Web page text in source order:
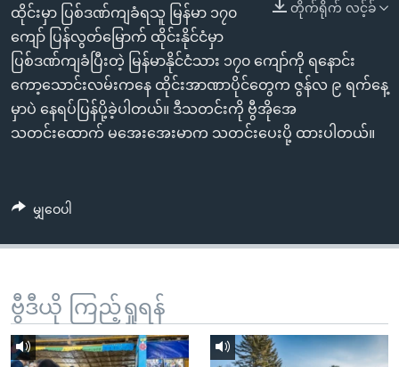
စာမျက်နှာ
သို့
ကျော်
ကြည့်
ရန်
ရှာဖွေ
သို့
ဗွီအိုအေ လူမှုကွန်ယက်များ
ဘာသာစကားများ
တိုက်ရိုက် လင့်ခ်
ထိုင်းမှာ ပြစ်ဒဏ်ကျခံရသူ မြန်မာ ၁၇၀
ကျော် ပြန်လွတ်မြောက် ထိုင်းနိုင်ငံမှာ
ပြစ်ဒဏ်ကျခံပြီးတဲ့ မြန်မာနိုင်ငံသား ၁၇၀ ကျော်ကို ရ‌နောင်း
ကော့သောင်းလမ်းကနေ ထိုင်းအာဏာပိုင်တွေက ဇွန်လ ၉ ရက်နေ့
မှာပဲ နေရပ်ပြန်ပို့ခဲ့ပါတယ်။ ဒီသတင်းကို ဗွီအိုအေ
သတင်းထောက် မအေးအေးမာက သတင်းပေးပို့ ထားပါတယ်။
မျှဝေပါ
ဗွီဒီယို ကြည့်ရှုရန်